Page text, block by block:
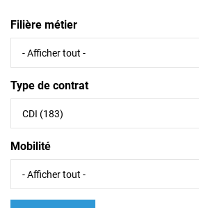
Filière métier
Type de contrat
Mobilité